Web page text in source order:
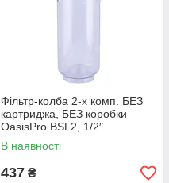
Фільтр-колба 2-х комп. БЕЗ
картриджа, БЕЗ коробки
OasisPro BSL2, 1/2″
В наявності
437 ₴